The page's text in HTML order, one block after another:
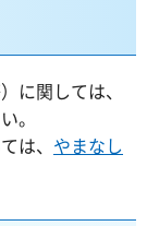
に関しては、
。
は、 やまなし